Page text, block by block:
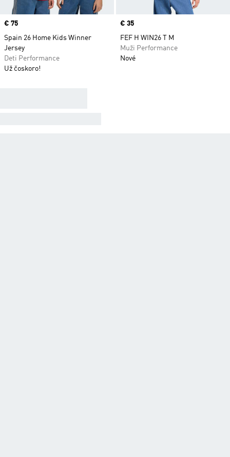
Price
€ 75
Spain 26 Home Kids Winner
Jersey
Deti Performance
Už čoskoro!
Price
€ 35
FEF H WIN26 T M
Muži Performance
Nové